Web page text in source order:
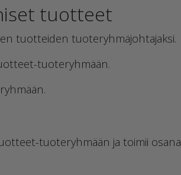
tuotteet
tuotteiden tuoteryhmäjohtajaksi.
tuoteryhmään.
tuoteryhmään ja toimii osana